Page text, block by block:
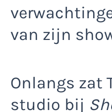
van zijn
Onlangs zat
studio bij